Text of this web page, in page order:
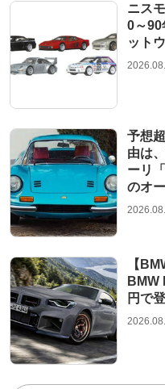
ニス
0～90
ット
予想
由は
ーリ
のオ
【
BMW
円で